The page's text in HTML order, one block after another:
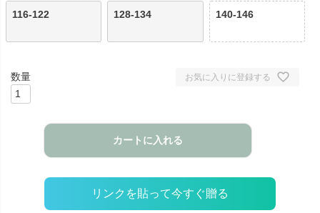
116-122
128-134 140-146
お気に入りに登録する
カートに入れる